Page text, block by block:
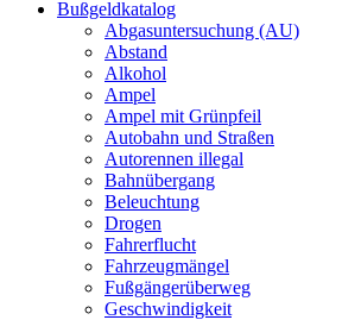
Bußgeldkatalog
Abgasuntersuchung (AU)
Abstand
Alkohol
Ampel
Ampel mit Grünpfeil
Autobahn und Straßen
Autorennen illegal
Bahnübergang
Beleuchtung
Drogen
Fahrerflucht
Fahrzeugmängel
Fußgängerüberweg
Geschwindigkeit